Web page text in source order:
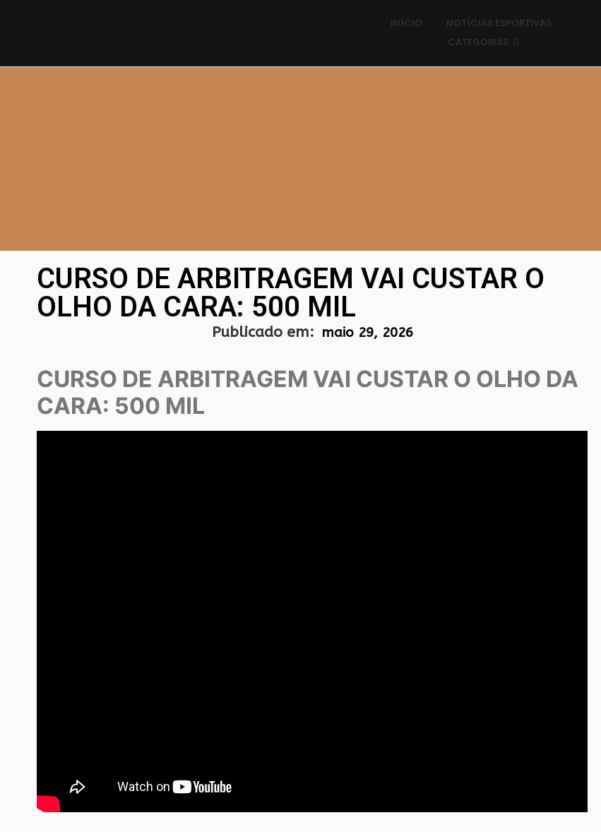
INÍCIO
NOTÍCIAS ESPORTIVAS
CATEGORIAS
CURSO DE ARBITRAGEM VAI CUSTAR O
OLHO DA CARA: 500 MIL
Publicado em: maio 29, 2026
CURSO DE ARBITRAGEM VAI CUSTAR O OLHO DA
CARA: 500 MIL